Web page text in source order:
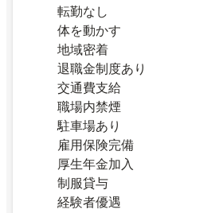
転勤なし
体を動かす
地域密着
退職金制度あり
交通費支給
職場内禁煙
駐車場あり
雇用保険完備
厚生年金加入
制服貸与
経験者優遇